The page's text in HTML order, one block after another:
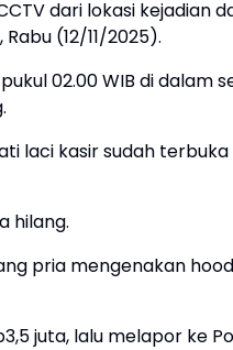
dari lokasi kejadian
(12/11/2025).
02.00 WIB di dalam
laci kasir sudah
hilang.
pria mengenakan
juta, lalu melapor ke